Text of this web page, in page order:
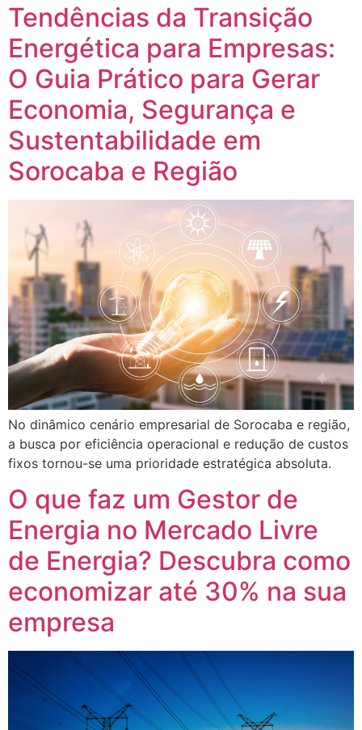
Tendências da Transição
Energética para Empresas:
O Guia Prático para Gerar
Economia, Segurança e
Sustentabilidade em
Sorocaba e Região
No dinâmico cenário empresarial de Sorocaba e região,
a busca por eficiência operacional e redução de custos
fixos tornou-se uma prioridade estratégica absoluta.
O que faz um Gestor de
Energia no Mercado Livre
de Energia? Descubra como
economizar até 30% na sua
empresa